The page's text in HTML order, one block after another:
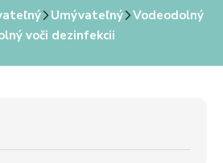
Umývateľný
Vodeodolný
voči dezinfekcii